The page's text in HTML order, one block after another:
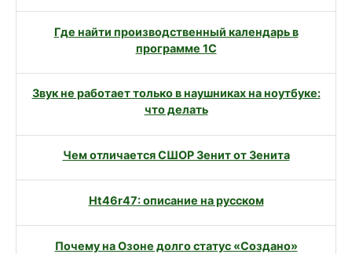
Где найти производственный календарь в
программе 1С
Звук не работает только в наушниках на ноутбуке:
что делать
Чем отличается СШОР Зенит от Зенита
Ht46r47: описание на русском
Почему на Озоне долго статус «Создано»